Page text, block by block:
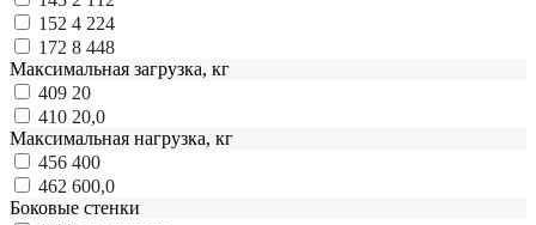
152 4 224
172 8 448
Максимальная загрузка, кг
409 20
410 20,0
Максимальная нагрузка, кг
456 400
462 600,0
Боковые стенки